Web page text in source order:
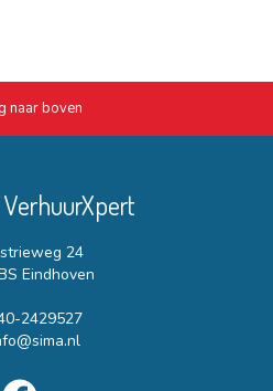
naar boven
24
Eindhoven
2429527